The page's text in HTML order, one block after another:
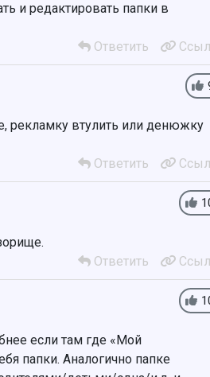
и редактировать папки в
Ответить
рекламку втулить или денюжку
Ответить
Ответить
если там где «Мой
папки. Аналогично папке